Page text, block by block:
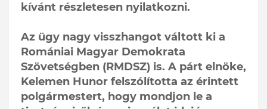
kívánt részletesen nyilatkozni.
Az ügy nagy visszhangot váltott ki a
Romániai Magyar Demokrata
Szövetségben (RMDSZ) is. A párt elnöke,
Kelemen Hunor felszólította az érintett
polgármestert, hogy mondjon le a